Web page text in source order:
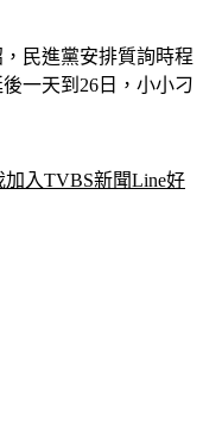
民進黨安排質詢時程
一天到26日，小小刁
入TVBS新聞Line好